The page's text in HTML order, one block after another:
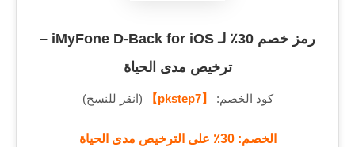
رمز خصم 30٪ لـ iMyFone D-Back for iOS –
ترخيص مدى الحياة
كود الخصم: 【pkstep7】 (انقر للنسخ)
الخصم: 30٪ على الترخيص مدى الحياة